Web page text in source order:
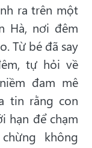
ra trên một
Hà, nơi đêm
Từ bé đã say
tự hỏi về
đam mê
tin rằng con
hạn để chạm
không